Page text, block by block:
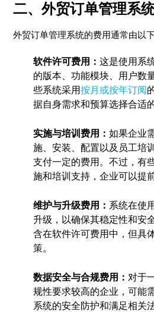
二、外贸订单管理系
外贸订单管理系统的费用通常由以
软件许可费用：这是使用系
的版本、功能模块、用户数
些系统采用按月或按年订阅
据自身需求和预算选择合适
实施与培训费用：如果企业
施、安装、配置以及员工培
支付一定的费用。不过，有
施和培训支持，企业可以提
维护与升级费用： 系统在使
升级，以确保其稳定性和安
含在软件许可费用中，但具
策。
数据安全与合规费用：对于
规性要求较高的企业，可能
系统的安全防护和满足相关